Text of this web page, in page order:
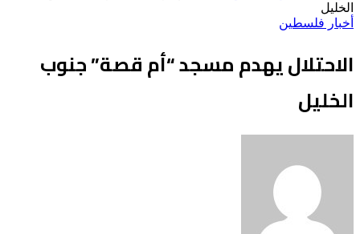
عن
الخليل
أخبار فلسطين
الاحتلال يهدم مسجد “أم قصة” جنوب
الخليل